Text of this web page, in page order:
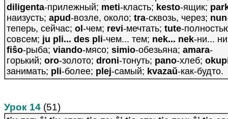
diligenta-прилежный; meti-класть; kesto-ящик;
наизусть; apud-возле, около; tra-сквозь, через; nun
теперь, сейчас; ol -чем; revi-мечтать; tute-
совсем; ju pli... des pli-чем... тем; nek... nek-ни...
fiŝo-рыба; viando-мясо; simio-обезьяна; amara-
горький; oro-золото; droni-тонуть; pano-хлеб;
занимать; pli-более; plej-самый; kvazaŭ-как-будто.
Урок 14 (51)